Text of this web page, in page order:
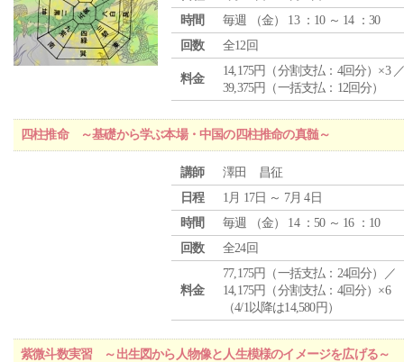
時間
毎週 （金） 13 ：10 ～ 14 ：30
回数
全12回
料金
14,175円（分割支払：4回分）×3
39,375円（一括支払：12回分）
四柱推命 ～基礎から学ぶ本場・中国の四柱推命の真髄～
講師
澤田 昌征
日程
1月 17日 ～ 7月 4日
時間
毎週 （金） 14 ：50 ～ 16 ：10
回数
全24回
料金
77,175円（一括支払：24回分）／
14,175円（分割支払：4回分）×6
（4/1以降は14,580円）
紫微斗数実習 ～出生図から人物像と人生模様のイメージを広げる～